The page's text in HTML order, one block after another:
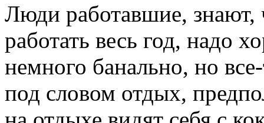
Люди работавшие, знают,
работать весь год, надо
немного банально, но
под словом отдых,